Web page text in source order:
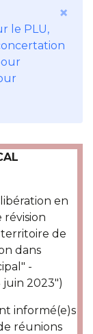
×
le PLU,
en
de
dans
-
2023")
informé(e)s
réunions